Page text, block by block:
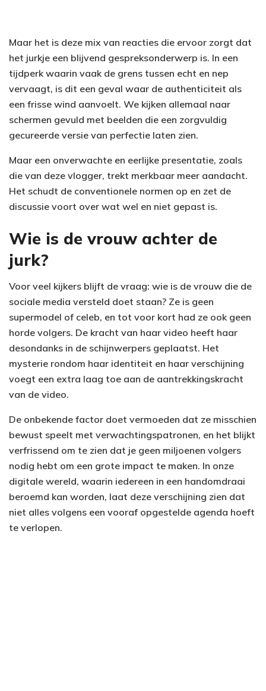
Maar het is deze mix van reacties die ervoor zorgt dat
het jurkje een blijvend gespreksonderwerp is. In een
tijdperk waarin vaak de grens tussen echt en nep
vervaagt, is dit een geval waar de authenticiteit als
een frisse wind aanvoelt. We kijken allemaal naar
schermen gevuld met beelden die een zorgvuldig
gecureerde versie van perfectie laten zien.
Maar een onverwachte en eerlijke presentatie, zoals
die van deze vlogger, trekt merkbaar meer aandacht.
Het schudt de conventionele normen op en zet de
discussie voort over wat wel en niet gepast is.
Wie is de vrouw achter de
jurk?
Voor veel kijkers blijft de vraag: wie is de vrouw die de
sociale media versteld doet staan? Ze is geen
supermodel of celeb, en tot voor kort had ze ook geen
horde volgers. De kracht van haar video heeft haar
desondanks in de schijnwerpers geplaatst. Het
mysterie rondom haar identiteit en haar verschijning
voegt een extra laag toe aan de aantrekkingskracht
van de video.
De onbekende factor doet vermoeden dat ze misschien
bewust speelt met verwachtingspatronen, en het blijkt
verfrissend om te zien dat je geen miljoenen volgers
nodig hebt om een grote impact te maken. In onze
digitale wereld, waarin iedereen in een handomdraai
beroemd kan worden, laat deze verschijning zien dat
niet alles volgens een vooraf opgestelde agenda hoeft
te verlopen.